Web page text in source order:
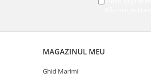
MAGAZINUL MEU
Ghid Marimi